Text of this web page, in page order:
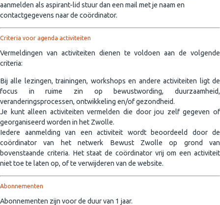
aanmelden als aspirant-lid stuur dan een mail met je naam en
contactgegevens naar de coördinator.
Criteria voor agenda activiteiten
Vermeldingen van activiteiten dienen te voldoen aan de volgende
criteria:
Bij alle lezingen, trainingen, workshops en andere activiteiten ligt de
focus in ruime zin op bewustwording, duurzaamheid,
veranderingsprocessen, ontwikkeling en/of gezondheid.
Je kunt alleen activiteiten vermelden die door jou zelf gegeven of
georganiseerd worden in het Zwolle.
Iedere aanmelding van een activiteit wordt beoordeeld door de
coördinator van het netwerk Bewust Zwolle op grond van
bovenstaande criteria. Het staat de coördinator vrij om een activiteit
niet toe te laten op, of te verwijderen van de website.
Abonnementen
Abonnementen zijn voor de duur van 1 jaar.